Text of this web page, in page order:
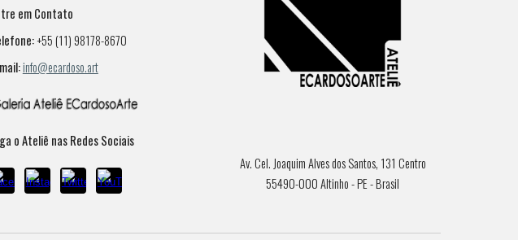
em Contato
+55 (11) 98178-8670
info@ecardoso.art
o Ateliê nas Redes Sociais
Av. Cel. Joaquim Alves dos Santos, 131 Centro
55490-000 Altinho - PE - Brasil